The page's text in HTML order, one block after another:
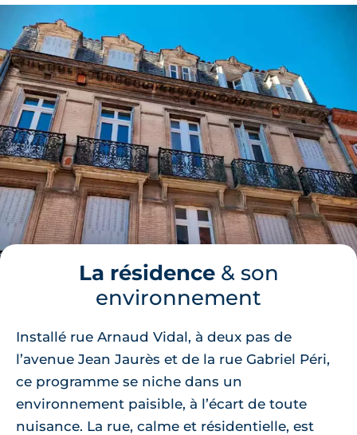
La résidence& son
environnement
Installé rue Arnaud Vidal, à deux pas de
l’avenue Jean Jaurès et de la rue Gabriel Péri,
ce programme se niche dans un
environnement paisible, à l’écart de toute
nuisance. La rue, calme et résidentielle, est